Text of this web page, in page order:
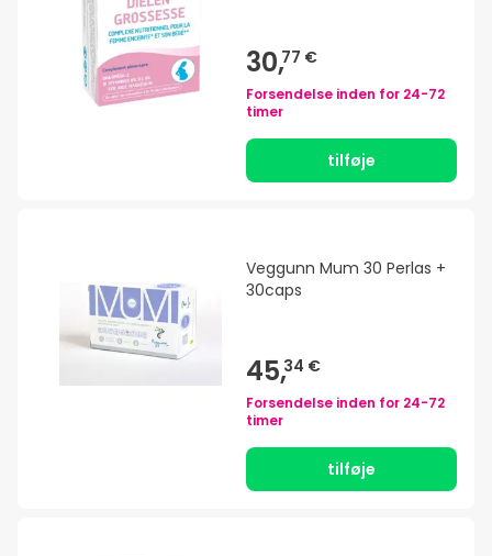
30,77 €
Forsendelse inden for 24-72
timer
tilføje
Veggunn Mum 30 Perlas +
30caps
45,34 €
Forsendelse inden for 24-72
timer
tilføje